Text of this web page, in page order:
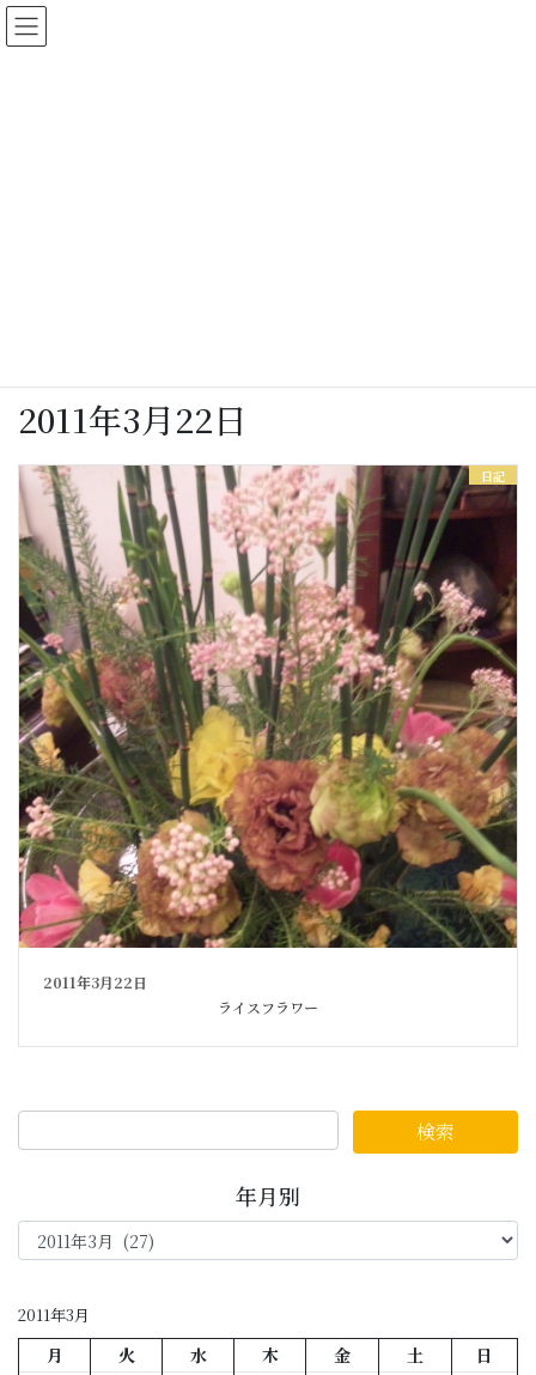
コ
ン
ナ
ビ
2011年3月22日
2011年3月22日
日記
ライスフラワー
年月別
年
月
2011年3月
月 火 水 木 金 土
日